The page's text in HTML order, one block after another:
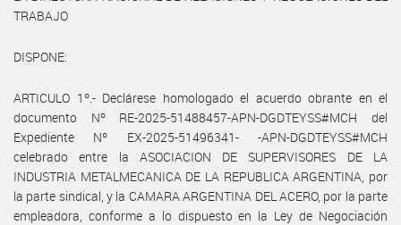
TRABAJO
DISPONE:
ARTICULO 1º.- Declárese homologado el acuerdo obrante en el
documento Nº RE-2025-51488457-APN-DGDTEYSS#MCH del
Expediente Nº EX-2025-51496341- -APN-DGDTEYSS#MCH
celebrado entre la ASOCIACION DE SUPERVISORES DE LA
INDUSTRIA METALMECANICA DE LA REPUBLICA ARGENTINA, por
la parte sindical, y la CAMARA ARGENTINA DEL ACERO, por la parte
empleadora, conforme a lo dispuesto en la Ley de Negociación